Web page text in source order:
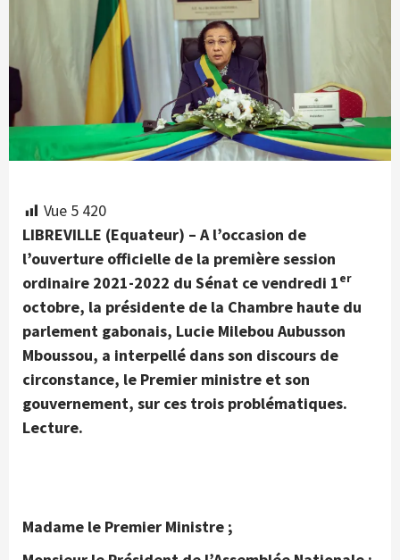
Vue 5 420
LIBREVILLE (Equateur) – A l’occasion de
l’ouverture officielle de la première session
ordinaire 2021-2022 du Sénat ce vendredi 1er
octobre, la présidente de la Chambre haute du
parlement gabonais, Lucie Milebou Aubusson
Mboussou, a interpellé dans son discours de
circonstance, le Premier ministre et son
gouvernement, sur ces trois problématiques.
Lecture.
Madame le Premier Ministre ;